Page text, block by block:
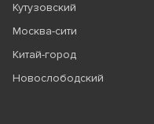
Кутузовский
Москва-сити
Китай-город
Новослободский